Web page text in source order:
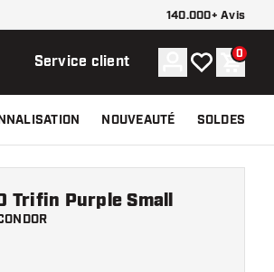
140.000+ Avis
Service client Compte
Ma liste de
Panier
0
NOUVEAUTÉ SOLDES
Trifin Purple Small